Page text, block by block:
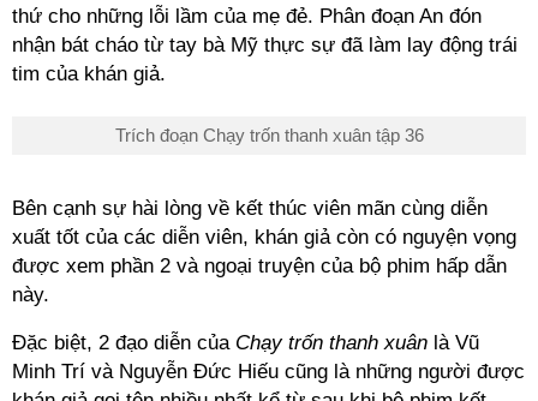
thứ cho những lỗi lầm của mẹ đẻ. Phân đoạn An đón
nhận bát cháo từ tay bà Mỹ thực sự đã làm lay động trái
tim của khán giả.
Trích đoạn Chạy trốn thanh xuân tập 36
Bên cạnh sự hài lòng về kết thúc viên mãn cùng diễn
xuất tốt của các diễn viên, khán giả còn có nguyện vọng
được xem phần 2 và ngoại truyện của bộ phim hấp dẫn
này.
Đặc biệt, 2 đạo diễn của Chạy trốn thanh xuân là Vũ
Minh Trí và Nguyễn Đức Hiếu cũng là những người được